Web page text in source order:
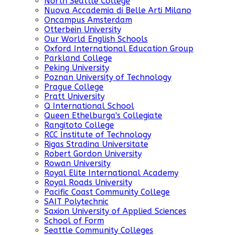
Nuova Accademia di Belle Arti Milano
Oncampus Amsterdam
Otterbein University
Our World English Schools
Oxford International Education Group
Parkland College
Peking University
Poznan University of Technology
Prague College
Pratt University
Q International School
Queen Ethelburga's Collegiate
Rangitoto College
RCC Institute of Technology
Rigas Stradina Universitate
Robert Gordon University
Rowan University
Royal Elite International Academy
Royal Roads University
Pacific Coast Community College
SAIT Polytechnic
Saxion University of Applied Sciences
School of Form
Seattle Community Colleges